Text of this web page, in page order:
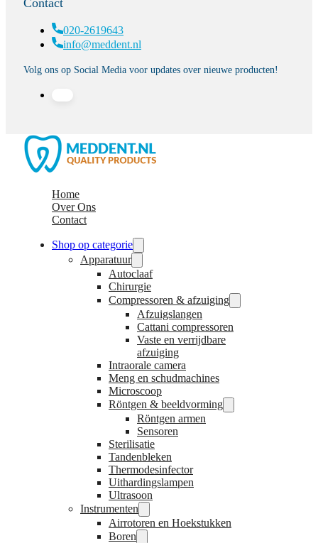
020-2619643
info@meddent.nl
Volg ons op Social Media voor updates over nieuwe producten!
Home
Over Ons
Contact
Shop op categorie
Apparatuur
Autoclaaf
Chirurgie
Compressoren & afzuiging
Afzuigslangen
Cattani compressoren
Vaste en verrijdbare
afzuiging
Intraorale camera
Meng en schudmachines
Microscoop
Röntgen & beeldvorming
Röntgen armen
Sensoren
Sterilisatie
Tandenbleken
Thermodesinfector
Uithardingslampen
Ultrasoon
Instrumenten
Airrotoren en Hoekstukken
Boren